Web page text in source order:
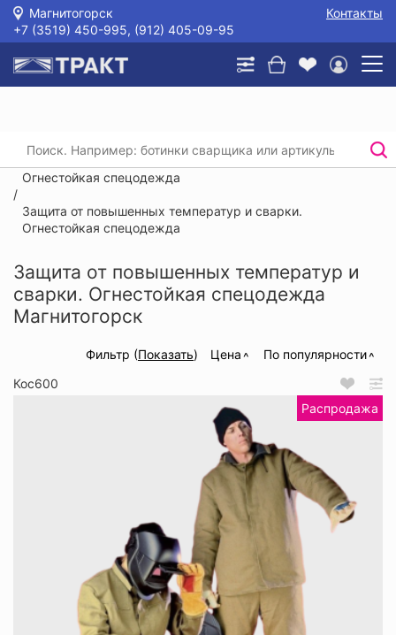
Магнитогорск
Контакты
+7 (3519) 450-995, (912) 405-09-95
Главная / /
Защита от повышенных температур и сварки.
Огнестойкая спецодежда
/
Защита от повышенных температур и сварки.
Огнестойкая спецодежда
Защита от повышенных температур и
сварки. Огнестойкая спецодежда
Магнитогорск
Фильтр (Показать) Цена
По популярности
Кос600
Распродажа